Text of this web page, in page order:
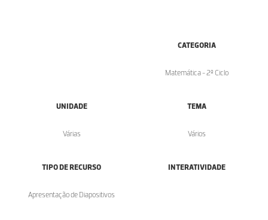
CATEGORIA
Matemática - 2º Ciclo
UNIDADE
Várias
TEMA
Vários
TIPO DE RECURSO
Apresentação de Diapositivos
INTERATIVIDADE